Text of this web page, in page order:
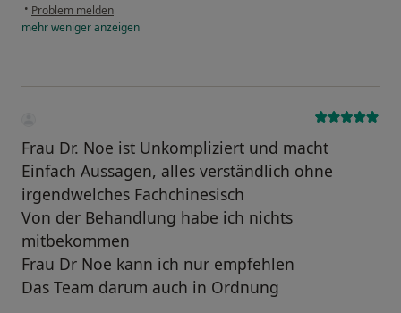
• Problem melden
mehrwenigeranzeigen
Frau Dr. Noe ist Unkompliziert und macht
Einfach Aussagen, alles verständlich ohne
irgendwelches Fachchinesisch
Von der Behandlung habe ich nichts
mitbekommen
Frau Dr Noe kann ich nur empfehlen
Das Team darum auch in Ordnung